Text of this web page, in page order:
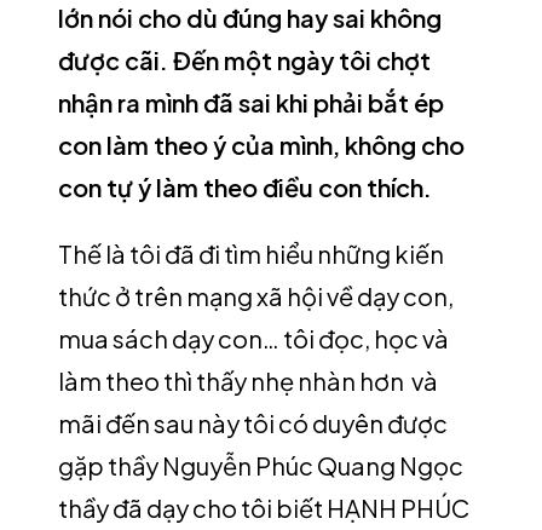
lớn nói cho dù đúng hay sai không
được cãi. Đến một ngày tôi chợt
nhận ra mình đã sai khi phải bắt ép
con làm theo ý của mình, không cho
con tự ý làm theo điều con thích.
Thế là tôi đã đi tìm hiểu những kiến
thức ở trên mạng xã hội về dạy con,
mua sách dạy con… tôi đọc, học và
làm theo thì thấy nhẹ nhàn hơn và
mãi đến sau này tôi có duyên được
gặp thầy Nguyễn Phúc Quang Ngọc
thầy đã dạy cho tôi biết HẠNH PHÚC